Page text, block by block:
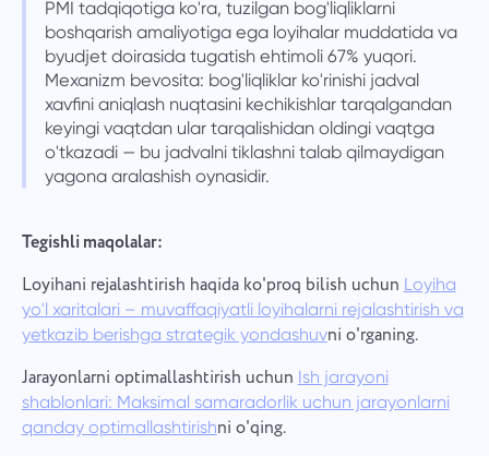
PMI tadqiqotiga ko'ra, tuzilgan bog'liqliklarni
boshqarish amaliyotiga ega loyihalar muddatida va
byudjet doirasida tugatish ehtimoli 67% yuqori.
Mexanizm bevosita: bog'liqliklar ko'rinishi jadval
xavfini aniqlash nuqtasini kechikishlar tarqalgandan
keyingi vaqtdan ular tarqalishidan oldingi vaqtga
o'tkazadi — bu jadvalni tiklashni talab qilmaydigan
yagona aralashish oynasidir.
Tegishli maqolalar:
Loyihani rejalashtirish haqida ko'proq bilish uchunLoyiha
yo'l xaritalari – muvaffaqiyatli loyihalarni rejalashtirish va
yetkazib berishga strategik yondashuvni o'rganing.
Jarayonlarni optimallashtirish uchunIsh jarayoni
shablonlari: Maksimal samaradorlik uchun jarayonlarni
qanday optimallashtirishni o'qing.